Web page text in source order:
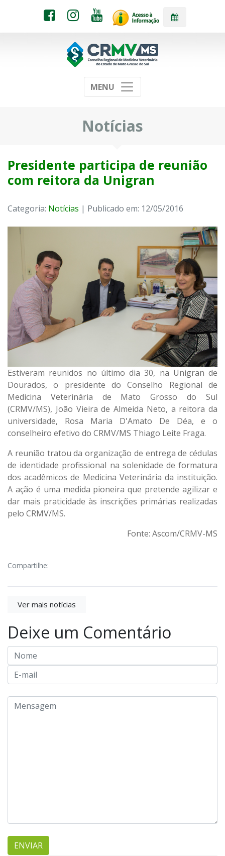
MENU
Notícias
Presidente participa de reunião
com reitora da Unigran
Categoria: Notícias | Publicado em: 12/05/2016
Estiveram reunidos no último dia 30, na Unigran de
Dourados, o presidente do Conselho Regional de
Medicina Veterinária de Mato Grosso do Sul
(CRMV/MS), João Vieira de Almeida Neto, a reitora da
universidade, Rosa Maria D'Amato De Déa, e o
conselheiro efetivo do CRMV/MS Thiago Leite Fraga.
A reunião tratou da organização de entrega de cédulas
de identidade profissional na solenidade de formatura
dos acadêmicos de Medicina Veterinária da instituição.
A ação é uma medida pioneira que pretende agilizar e
dar mais praticidade às inscrições primárias realizadas
pelo CRMV/MS.
Fonte: Ascom/CRMV-MS
Compartilhe:
Ver mais notícias
Deixe um Comentário